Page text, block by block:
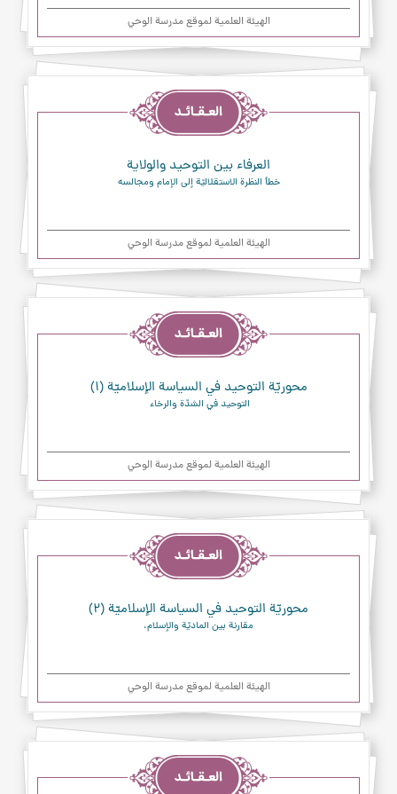
الهیئة العلمیة لموقع مدرسة الوحي
العرفاء بين التوحيد والولاية
خطأ النظرة الاستقلاليّة إلى الإمام ومجالسه
الهیئة العلمیة لموقع مدرسة الوحي
محوريّة التوحيد في السياسة الإسلاميّة (۱)
التوحيد في الشدّة والرخاء
الهیئة العلمیة لموقع مدرسة الوحي
محوريّة التوحيد في السياسة الإسلاميّة (۲)
مقارنة بين الماديّة والإسلام.
الهیئة العلمیة لموقع مدرسة الوحي